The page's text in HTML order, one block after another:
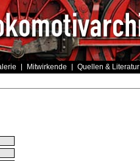
Mitwirkende Quellen & Literatur